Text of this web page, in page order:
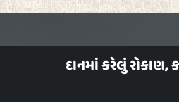
દાનમાં કરેલું રોકાણ,